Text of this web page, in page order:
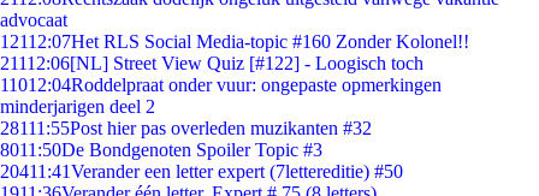
advocaat
12112:07Het RLS Social Media-topic #160 Zonder Kolonel!!
21112:06[NL] Street View Quiz [#122] - Loogisch toch
11012:04Roddelpraat onder vuur: ongepaste opmerkingen
minderjarigen deel 2
28111:55Post hier pas overleden muzikanten #32
8011:50De Bondgenoten Spoiler Topic #3
20411:41Verander een letter expert (7lettereditie) #50